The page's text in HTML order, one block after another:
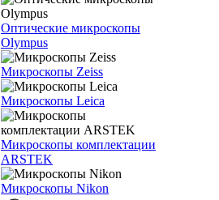
Оптические микроскопы
Olympus
Микроскопы Zeiss
Микроскопы Leica
Микроскопы комплектации
ARSTEK
Микроскопы Nikon